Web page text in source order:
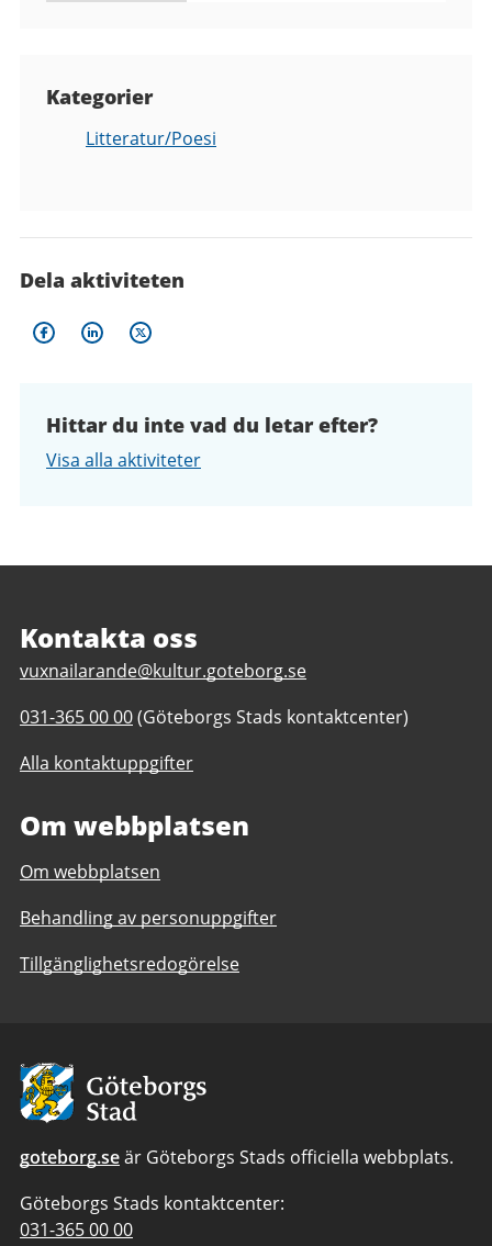
Kategorier
Litteratur/Poesi
Dela aktiviteten
Hittar du inte vad du letar efter?
Visa alla aktiviteter
Kontakta oss
E
p
s
t
l
l
V
u
i
l
ä
a
n
d
vuxnailarande@kultur.goteborg.se
T
l
f
n
u
m
m
t
i
l
V
u
x
031-365 00 00(Göteborgs Stads kontaktcenter)
Alla kontaktuppgifter
Om webbplatsen
Om webbplatsen
Behandling av personuppgifter
Tillgänglighetsredogörelse
Avsändare
goteborg.seär Göteborgs Stads officiella webbplats.
Göteborgs Stads kontaktcenter:
Telefonnummer
031-365 00 00